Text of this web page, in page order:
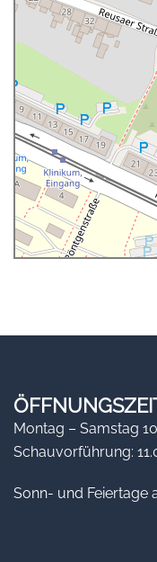
Montag – Samstag
Schauvorführung:
Sonn- und Feiertage